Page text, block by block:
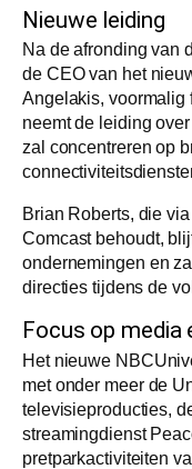
Nieuwe leiding
Na de afronding van
de CEO van het
Angelakis, voormalig
neemt de leiding
zal concentreren op
Brian Roberts, die
Comcast behoudt,
ondernemingen en
directies tijdens de
Focus op
Het nieuwe
met onder meer de
televisieproducties,
streamingdienst
pretparkactiviteiten